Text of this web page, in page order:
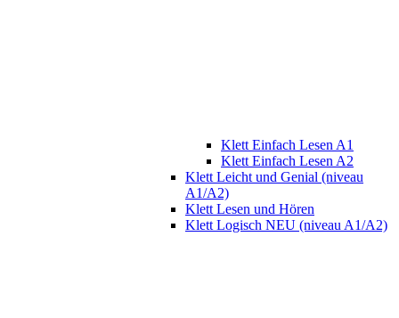
Klett Einfach Lesen A1
Klett Einfach Lesen A2
Klett Leicht und Genial (niveau
A1/A2)
Klett Lesen und Hören
Klett Logisch NEU (niveau A1/A2)